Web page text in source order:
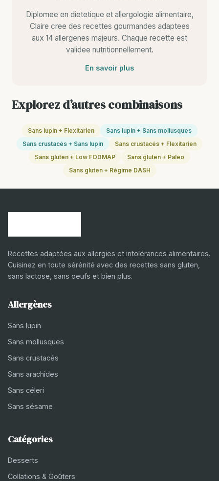
Diplomee en dietetique et allergologie alimentaire,
Claire cree des recettes gourmandes adaptees
aux 14 allergenes majeurs. Chaque recette est
validee nutritionnellement.
En savoir plus
Explorez d’autres combinaisons
Sans lupin + Flexitarien
Sans lupin + Sans mollusques
Sans crustacés + Sans lupin
Sans crustacés + Flexitarien
Sans gluten + Low FODMAP
Sans gluten + Paléo
Sans gluten + Régime DASH
Recettes adaptées aux allergies et intolérances alimentaires.
Cuisinez en toute sérénité avec des recettes sans gluten,
sans lactose, sans oeufs et bien plus.
Allergènes
Sans lupin
Sans mollusques
Sans crustacés
Sans arachides
Sans céleri
Sans sésame
Catégories
Desserts
Collations & Goûters